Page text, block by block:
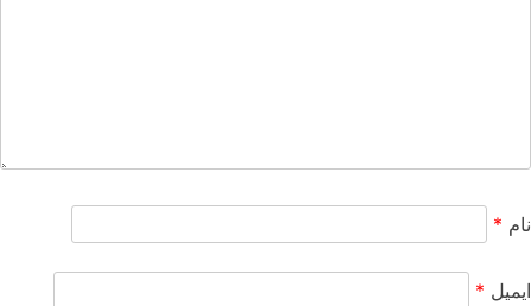
نام *
ایمیل *